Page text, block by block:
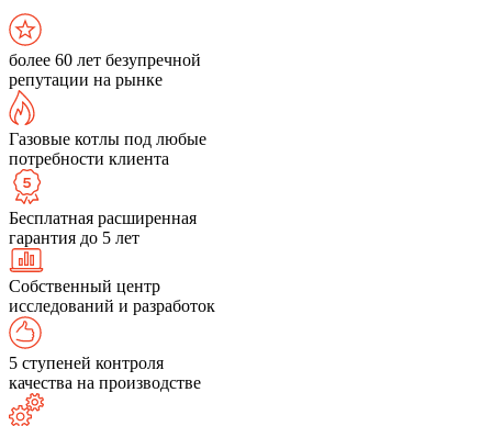
более 60 лет безупречной
репутации на рынке
Газовые котлы под любые
потребности клиента
Бесплатная расширенная
гарантия до 5 лет
Собственный центр
исследований и разработок
5 ступеней контроля
качества на производстве